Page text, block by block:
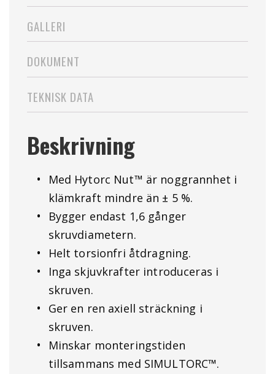
GALLERI
DOKUMENT
TEKNISK DATA
Beskrivning
Med Hytorc Nut™ är noggrannhet i
klämkraft mindre än ± 5 %.
Bygger endast 1,6 gånger
skruvdiametern.
Helt torsionfri åtdragning.
Inga skjuvkrafter introduceras i
skruven.
Ger en ren axiell sträckning i
skruven.
Minskar monteringstiden
tillsammans med SIMULTORC™.